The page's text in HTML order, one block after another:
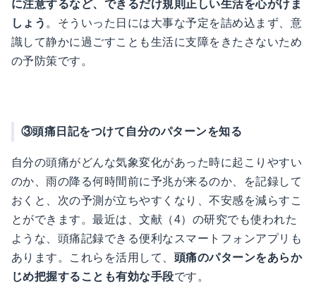
に注意するなど、できるだけ規則正しい生活を心がけま
しょう 。そういった日には大事な予定を詰め込まず、意
識して静かに過ごすことも生活に支障をきたさないため
の予防策です。
③頭痛日記をつけて自分のパターンを知る
自分の頭痛がどんな気象変化があった時に起こりやすい
のか、雨の降る何時間前に予兆が来るのか、を記録して
おくと、次の予測が立ちやすくなり、不安感を減らすこ
とができます。最近は、文献（4）の研究でも使われた
ような、頭痛記録できる便利なスマートフォンアプリも
あります。これらを活用して、 頭痛のパターンをあらか
じめ把握することも有効な手段です。